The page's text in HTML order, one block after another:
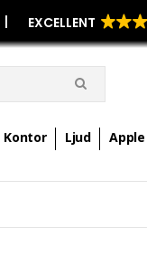
|
Kontor Ljud